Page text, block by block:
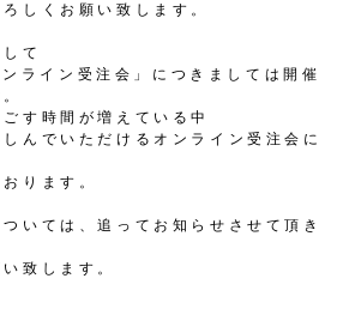
しくお願い致します。
て
ライン受注会」につきましては開催
す時間が増えている中
んでいただけるオンライン受注会に
ります。
いては、追ってお知らせさせて頂き
致します。